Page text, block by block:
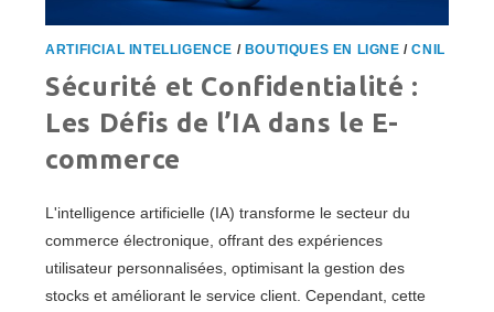
ARTIFICIAL INTELLIGENCE / BOUTIQUES EN LIGNE /CNIL
Sécurité et Confidentialité :
Les Défis de l’IA dans le E-
commerce
L'intelligence artificielle (IA) transforme le secteur du
commerce électronique, offrant des expériences
utilisateur personnalisées, optimisant la gestion des
stocks et améliorant le service client. Cependant, cette